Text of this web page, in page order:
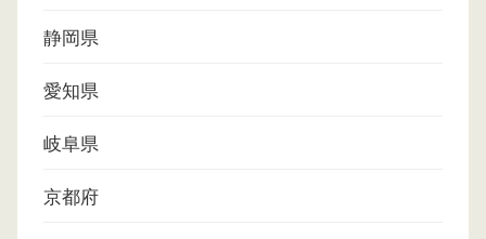
静岡県
愛知県
岐阜県
京都府